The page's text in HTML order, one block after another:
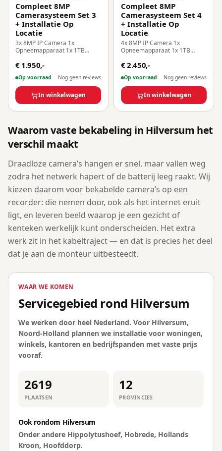
Compleet 8MP
Camerasysteem Set 3
+ Installatie Op
Locatie
3x 8MP IP Camera 1x
Opneemapparaat 1x 1TB
Installatie Op Locatie!
€ 1.950,-
Op voorraad Nog geen reviews
In winkelwagen
Compleet 8MP
Camerasysteem Set 4
+ Installatie Op
Locatie
4x 8MP IP Camera 1x
Opneemapparaat 1x 1TB
Installatie Op Locatie!
€ 2.450,-
Op voorraad Nog geen reviews
In winkelwagen
Waarom vaste bekabeling in Hilversum het
verschil maakt
Draadloze camera’s hangen er snel, maar vallen weg
zodra het netwerk hapert of de batterij leeg raakt. Wij
kiezen daarom voor bekabelde camera’s op een
recorder: die nemen door, ook als het internet eruit
ligt, en leveren beeld waarop je een gezicht of
kenteken werkelijk kunt onderscheiden. Het extra
werk zit in het kabeltraject — en dat is precies het deel
dat je aan de monteur uitbesteedt.
WAAR WE KOMEN
Servicegebied rond Hilversum
We werken door heel Nederland. Voor Hilversum,
Noord-Holland plannen we installatie voor woningen,
winkels, kantoren en bedrijfspanden met vaste prijs
vooraf.
2619
PLAATSEN
12
PROVINCIES
Ook rondom Hilversum
Onder andere Hippolytushoef, Hobrede, Hollands
Kroon, Hoofddorp.